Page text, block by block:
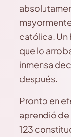
católica.
que lo
inmensa
después.
Pronto en
aprendió de
123